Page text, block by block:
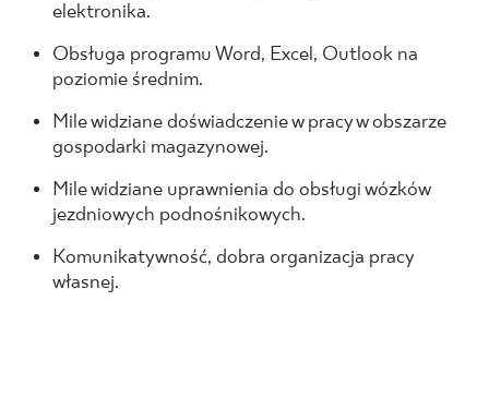
elektronika.
Obsługa programu Word, Excel, Outlook na
poziomie średnim.
Mile widziane doświadczenie w pracy w obszarze
gospodarki magazynowej.
Mile widziane uprawnienia do obsługi wózków
jezdniowych podnośnikowych.
Komunikatywność, dobra organizacja pracy
własnej.